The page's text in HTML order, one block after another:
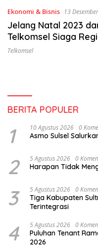
Ekonomi & Bisnis 13
Jelang Natal 2023
Telkomsel Siaga
763 BTS
Telkomsel
BERITA POPULER
1 10 Agustus 2026 0
Asmo Sulsel
2 5 Agustus 2026 0
Harapan Tidak
3 5 Agustus 2026 0
Tiga Kabupaten
Terintegrasi
4 5 Agustus 2026 0
Puluhan Tenant
2026